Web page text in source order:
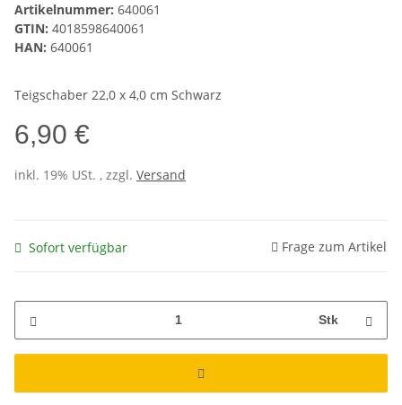
Artikelnummer: 640061
GTIN: 4018598640061
HAN: 640061
Teigschaber 22,0 x 4,0 cm Schwarz
6,90 €
inkl. 19% USt. , zzgl. Versand
Sofort verfügbar Frage zum Artikel
Stk